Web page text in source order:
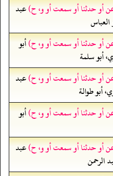
أو حدثنا أو سمعت أو و، ح)عبد
العباس
أو حدثنا أو سمعت أو و، ح)أبو
أبو سلمة
أو حدثنا أو سمعت أو و، ح)عبد
أبو طوالة
أو حدثنا أو سمعت أو و، ح)أبو
أو حدثنا أو سمعت أو و، ح)عبد
الرحمن